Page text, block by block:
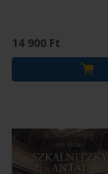
14 900 Ft